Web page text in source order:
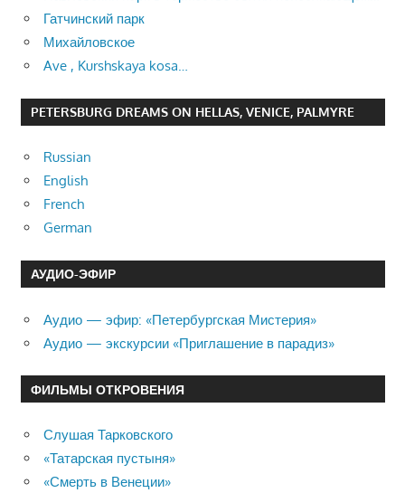
Гатчинский парк
Михайловское
Ave , Kurshskaya kosa…
PETERSBURG DREAMS ON HELLAS, VENICE, PALMYRE
Russian
English
French
German
АУДИО-ЭФИР
Аудио — эфир: «Петербургская Мистерия»
Аудио — экскурсии «Приглашение в парадиз»
ФИЛЬМЫ ОТКРОВЕНИЯ
Слушая Тарковского
«Татарская пустыня»
«Смерть в Венеции»